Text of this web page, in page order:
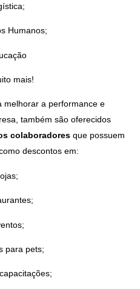
Humanos;
mais!
melhorar a performance e
também são oferecidos
colaboradores que possuem
descontos em:
para pets;